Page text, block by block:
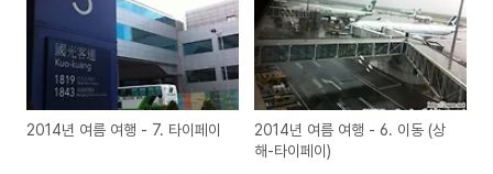
2014년 여름 여행 - 7. 타이페이
2014년 여름 여행 - 6. 이동 (상
해-타이페이)